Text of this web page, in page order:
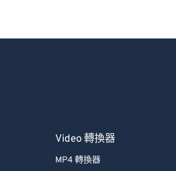
Video 轉換器
MP4 轉換器